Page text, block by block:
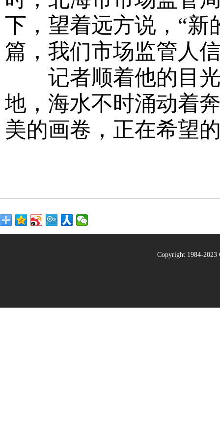
下，望着远方说，“新
篇，我们市场监管人
记者顺着他的目光
地，海水不时涌动着
美的画卷，正在希望
Copyright 1984-